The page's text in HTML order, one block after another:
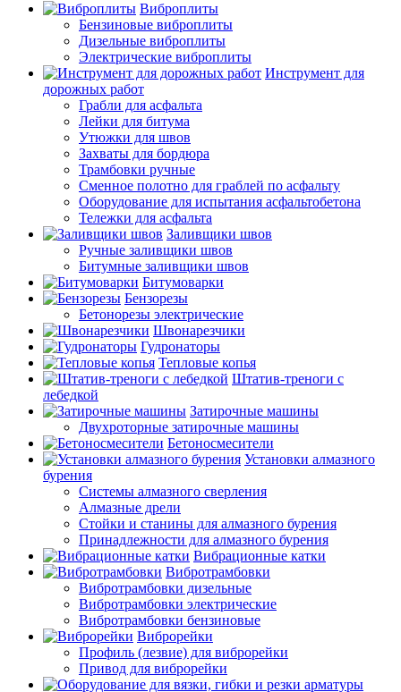
Виброплиты
Бензиновые виброплиты
Дизельные виброплиты
Электрические виброплиты
Инструмент для
дорожных работ
Грабли для асфальта
Лейки для битума
Утюжки для швов
Захваты для бордюра
Трамбовки ручные
Сменное полотно для граблей по асфальту
Оборудование для испытания асфальтобетона
Тележки для асфальта
Заливщики швов
Ручные заливщики швов
Битумные заливщики швов
Битумоварки
Бензорезы
Бетонорезы электрические
Швонарезчики
Гудронаторы
Тепловые копья
Штатив-треноги с
лебедкой
Затирочные машины
Двухроторные затирочные машины
Бетоносмесители
Установки алмазного
бурения
Системы алмазного сверления
Алмазные дрели
Стойки и станины для алмазного бурения
Принадлежности для алмазного бурения
Вибрационные катки
Вибротрамбовки
Вибротрамбовки дизельные
Вибротрамбовки электрические
Вибротрамбовки бензиновые
Виброрейки
Профиль (лезвие) для виброрейки
Привод для виброрейки